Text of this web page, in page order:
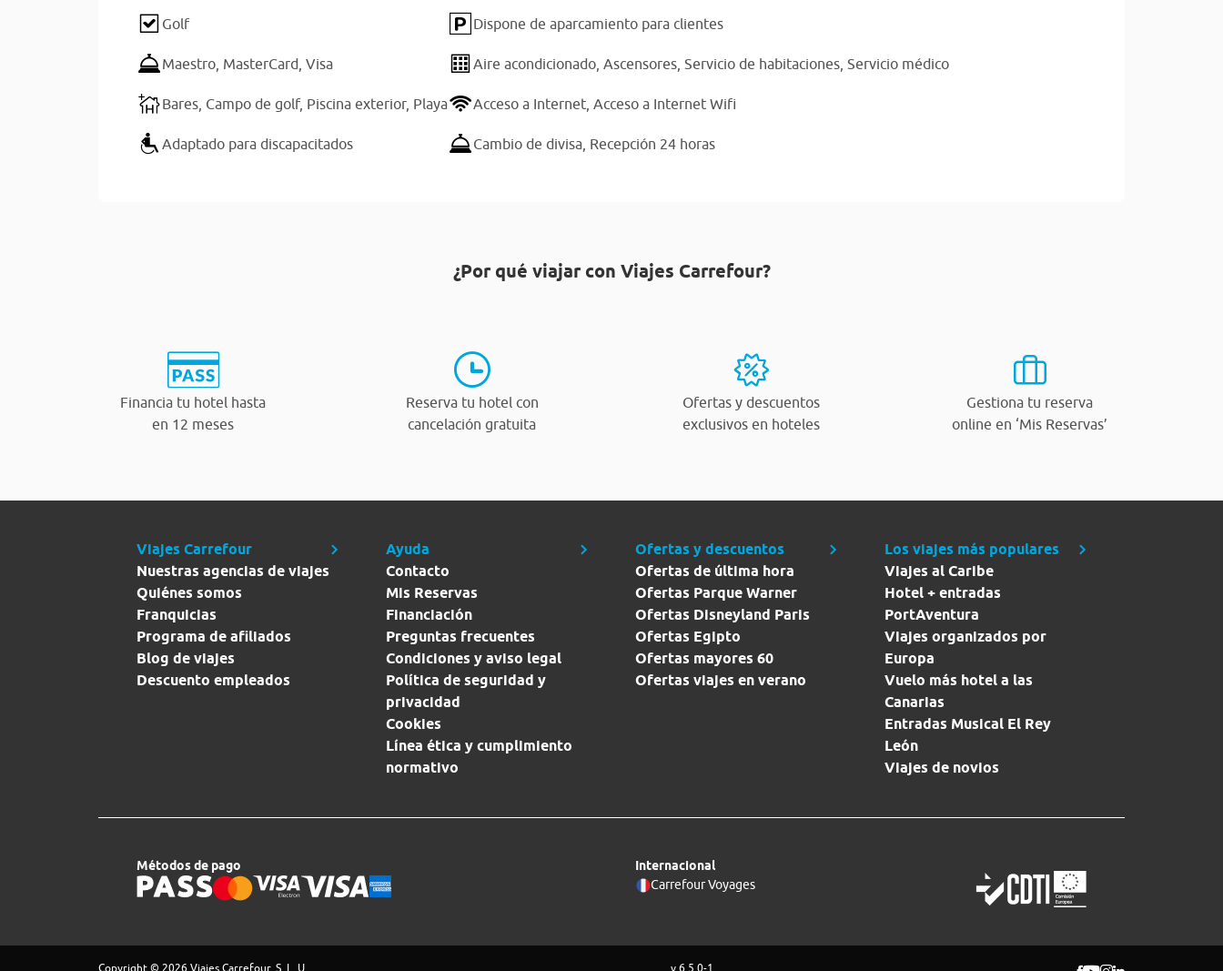
Golf
Maestro, MasterCard, Visa
Bares, Campo de golf, Piscina exterior, Playa
Adaptado para discapacitados
Dispone de aparcamiento para clientes
Aire acondicionado, Ascensores, Servicio de habitaciones, Servicio médico
Acceso a Internet, Acceso a Internet Wifi
Cambio de divisa, Recepción 24 horas
¿Por qué viajar con Viajes Carrefour?
Financia tu hotel hasta
en 12 meses
Reserva tu hotel con
cancelación gratuita
Ofertas y descuentos
exclusivos en hoteles
Gestiona tu reserva
online en ‘Mis Reservas’
Viajes Carrefour
Nuestras agencias de viajes
Quiénes somos
Franquicias
Programa de afiliados
Blog de viajes
Descuento empleados
Ayuda
Contacto
Mis Reservas
Financiación
Preguntas frecuentes
Condiciones y aviso legal
Política de seguridad y
privacidad
Cookies
Línea ética y cumplimiento
normativo
Ofertas y descuentos
Ofertas de última hora
Ofertas Parque Warner
Ofertas Disneyland Paris
Ofertas Egipto
Ofertas mayores 60
Ofertas viajes en verano
Los viajes más populares
Viajes al Caribe
Hotel + entradas
PortAventura
Viajes organizados por
Europa
Vuelo más hotel a las
Canarias
Entradas Musical El Rey
León
Viajes de novios
Métodos de pago
Internacional
Carrefour Voyages
Copyright © 2026 Viajes Carrefour, S. L. U. v 6.5.0-1